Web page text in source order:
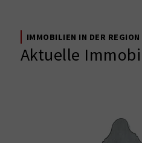
IMMOBILIEN IN DER REGION
Aktuelle